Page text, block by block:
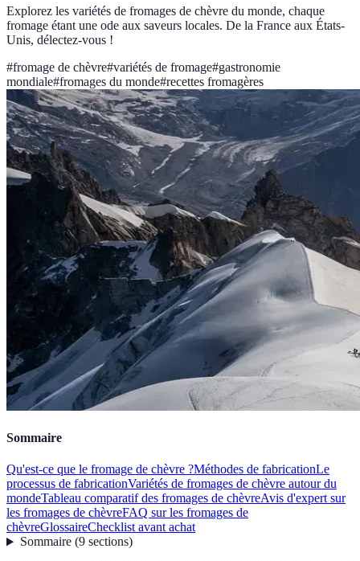
Explorez les variétés de fromages de chèvre du monde, chaque
fromage étant une ode aux saveurs locales. De la France aux États-
Unis, délectez-vous !
#fromage de chèvre#variétés de fromage#gastronomie
mondiale#fromages du monde#recettes fromagères
Sommaire
Qu'est-ce que le fromage de chèvre ?Méthodes de fabricationLe
processus de fabricationVariétés de fromages de chèvre autour du
mondeTableau comparatif des fromages de chèvreAvis d'expert sur
les fromages de chèvreFAQ sur les fromages de
chèvreGlossaireChecklist avant achat
Sommaire(9 sections)